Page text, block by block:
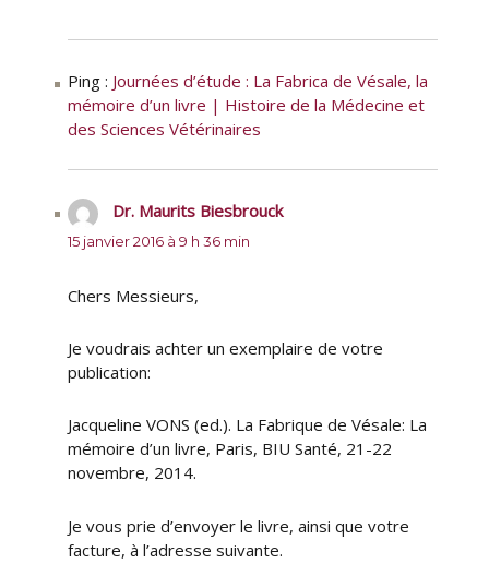
Ping : Journées d’étude : La Fabrica de Vésale, la
mémoire d’un livre | Histoire de la Médecine et
des Sciences Vétérinaires
Dr. Maurits Biesbrouckdit :
15 janvier 2016 à 9 h 36 min
Chers Messieurs,
Je voudrais achter un exemplaire de votre
publication:
Jacqueline VONS (ed.). La Fabrique de Vésale: La
mémoire d’un livre, Paris, BIU Santé, 21-22
novembre, 2014.
Je vous prie d’envoyer le livre, ainsi que votre
facture, à l’adresse suivante.